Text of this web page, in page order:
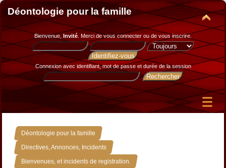
Déontologie pour la famille
Bienvenue, Invité. Merci devous connecter ou de vous inscrire.
Connexion avec identifiant, mot de passe et durée de la session
Déontologie pour la famille »
Directives, Annonces, Incidents »
Bienvenues, et incidents de registration. »